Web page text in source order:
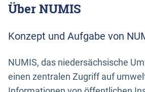
Über NUMIS
Konzept und Aufgabe von
NUMIS, das niedersächsische
einen zentralen Zugriff auf